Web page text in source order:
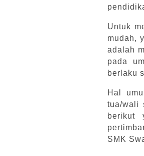
Untuk
mudah,
adalah
pada
berlaku
Hal
tua/wali
berikut
SMK